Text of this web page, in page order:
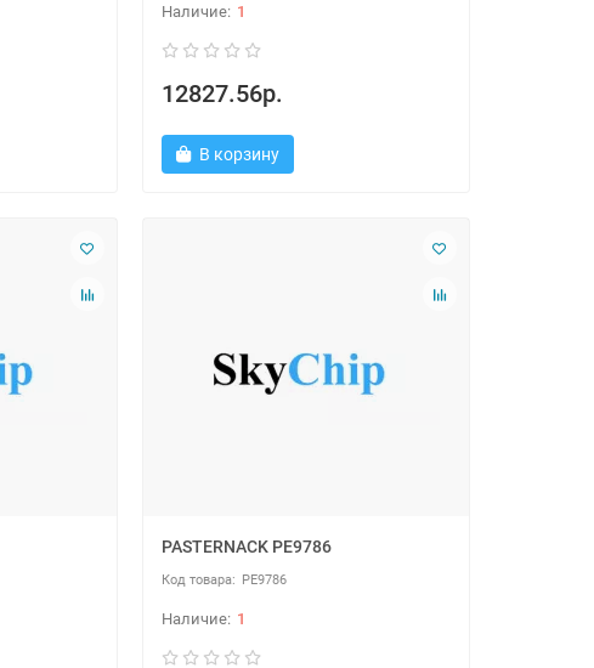
1
12827.56р.
В корзину
PASTERNACK PE9786
PE9786
1